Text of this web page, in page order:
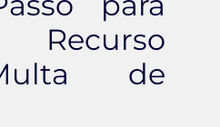
Recurso
de